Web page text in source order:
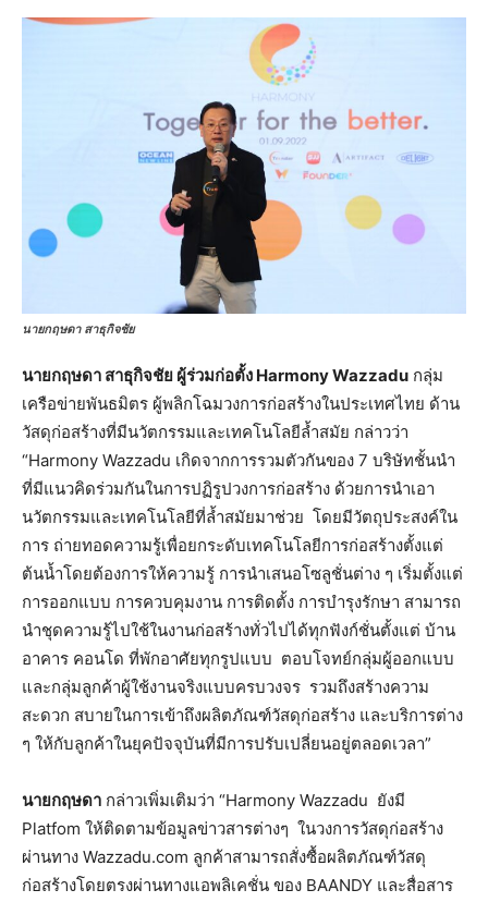
นายกฤษดา สาธุกิจชัย
นายกฤษดา สาธุกิจชัย ผู้ร่วมก่อตั้ง Harmony Wazzadu กลุ่ม
เครือข่ายพันธมิตร ผู้พลิกโฉมวงการก่อสร้างในประเทศไทย ด้าน
วัสดุก่อสร้างที่มีนวัตกรรมและเทคโนโลยีล้ำสมัย กล่าวว่า
“Harmony Wazzadu เกิดจากการรวมตัวกันของ 7 บริษัทชั้นนำ
ที่มีแนวคิดร่วมกันในการปฏิรูปวงการก่อสร้าง ด้วยการนำเอา
นวัตกรรมและเทคโนโลยีที่ล้ำสมัยมาช่วย โดยมีวัตถุประสงค์ใน
การ ถ่ายทอดความรู้เพื่อยกระดับเทคโนโลยีการก่อสร้างตั้งแต่
ต้นน้ำโดยต้องการให้ความรู้ การนำเสนอโซลูชั่นต่าง ๆ เริ่มตั้งแต่
การออกแบบ การควบคุมงาน การติดตั้ง การบำรุงรักษา สามารถ
นำชุดความรู้ไปใช้ในงานก่อสร้างทั่วไปได้ทุกฟังก์ชั่นตั้งแต่ บ้าน
อาคาร คอนโด ที่พักอาศัยทุกรูปแบบ ตอบโจทย์กลุ่มผู้ออกแบบ
และกลุ่มลูกค้าผู้ใช้งานจริงแบบครบวงจร รวมถึงสร้างความ
สะดวก สบายในการเข้าถึงผลิตภัณฑ์วัสดุก่อสร้าง และบริการต่าง
ๆ ให้กับลูกค้าในยุคปัจจุบันที่มีการปรับเปลี่ยนอยู่ตลอดเวลา”
นายกฤษดา กล่าวเพิ่มเติมว่า “Harmony Wazzadu ยังมี
Platfom ให้ติดตามข้อมูลข่าวสารต่างๆ ในวงการวัสดุก่อสร้าง
ผ่านทาง Wazzadu.com ลูกค้าสามารถสั่งซื้อผลิตภัณฑ์วัสดุ
ก่อสร้างโดยตรงผ่านทางแอพลิเคชั่น ของ BAANDY และสื่อสาร